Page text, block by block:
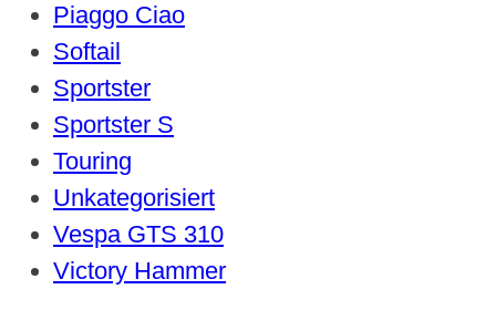
Piaggo Ciao
Softail
Sportster
Sportster S
Touring
Unkategorisiert
Vespa GTS 310
Victory Hammer